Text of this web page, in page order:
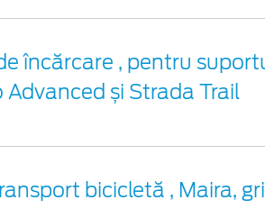
încărcare , pentru
Advanced și Strada Trail
bicicletă , Maira,